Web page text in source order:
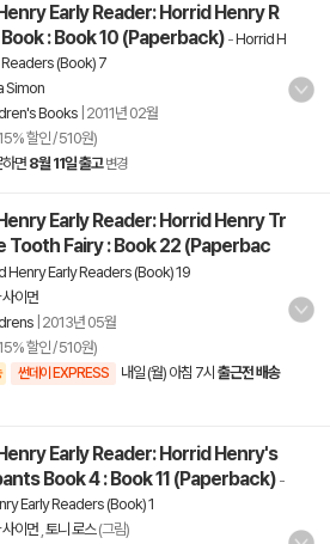
Early Reader: Horrid Henry R
: Book 10 (Paperback) -Horrid H
(Book) 7
Simon
Books 2011년 02월
할인 / 510원)
면8월 11일 출고 변경
Early Reader: Horrid Henry Tr
Tooth Fairy : Book 22 (Paperbac
Henry Early Readers (Book) 19
이먼
2013년 05월
할인 / 510원)
썬데이 EXPRESS 내일 (월) 아침 7시 출근전 배송
Early Reader: Horrid Henry's
Book 4 : Book 11 (Paperback) -
Early Readers (Book) 1
이먼 토니 로스(그림)